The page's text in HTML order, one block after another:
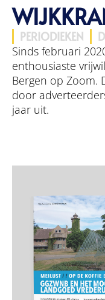
PERIODIEKEN
Sinds februari
enthousiaste
Bergen op Zoom.
door
jaar uit.